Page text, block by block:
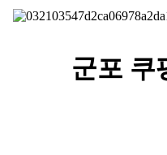
군포 쿠